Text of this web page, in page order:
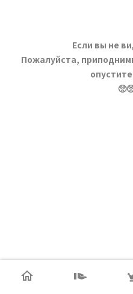
Если вы не
Пожалуйста,